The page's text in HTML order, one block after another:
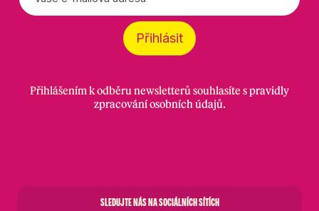
mail
Přihlásit
Přihlášením k odběru newsletterů souhlasíte spravidly
zpracování osobních údajů.
SLEDUJTE NÁS NA SOCIÁLNÍCH SÍTÍCH